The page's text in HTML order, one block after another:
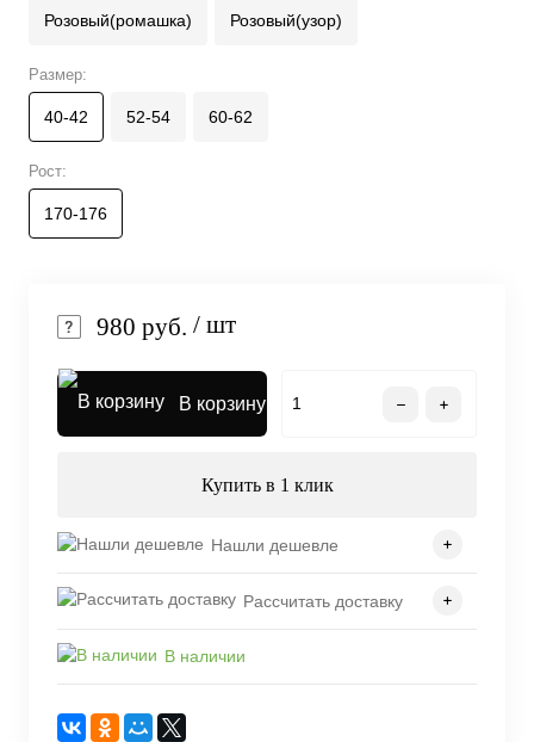
Розовый(ромашка) Розовый(узор)
Размер:
40-42 52-54 60-62
Рост:
170-176
980 руб. / шт
В корзину
Купить в 1 клик
Нашли дешевле
Рассчитать доставку
В наличии